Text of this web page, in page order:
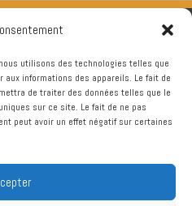
utilisons des technologies telles que
informations des appareils. Le fait de
de traiter des données telles que le
sur ce site. Le fait de ne pas
peut avoir un effet négatif sur certaines